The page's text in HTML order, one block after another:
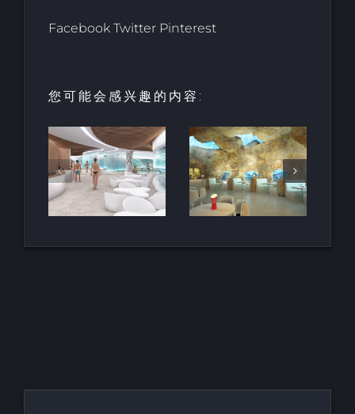
Facebook Twitter Pinterest
您可能会感兴趣的内容:
用于亲水建
筑的室内人
造岩石
天然梯田泳
池